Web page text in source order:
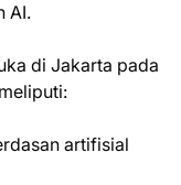
AI.
di Jakarta pada
artifisial